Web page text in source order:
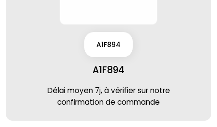
A1F894
A1F894
Délai moyen 7j, à vérifier sur notre
confirmation de commande